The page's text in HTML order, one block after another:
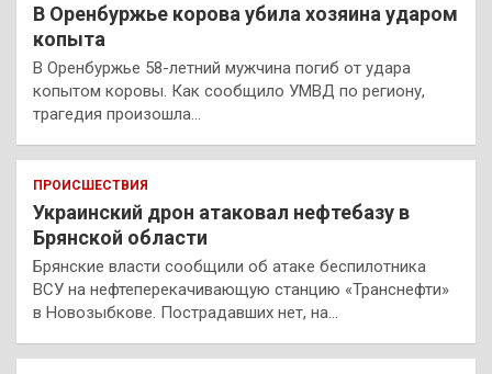
В Оренбуржье корова убила хозяина ударом
копыта
В Оренбуржье 58-летний мужчина погиб от удара
копытом коровы. Как сообщило УМВД по региону,
трагедия произошла…
ПРОИСШЕСТВИЯ
Украинский дрон атаковал нефтебазу в
Брянской области
Брянские власти сообщили об атаке беспилотника
ВСУ на нефтеперекачивающую станцию «Транснефти»
в Новозыбкове. Пострадавших нет, на…